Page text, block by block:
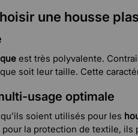
une housse
est très polyvalente.
soit leur taille. Cette
usage optimale
soient utilisés pour les
la protection de textile, ils